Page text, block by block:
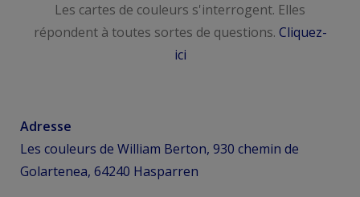
Les cartes de couleurs s'interrogent. Elles
répondent à toutes sortes de questions. Cliquez-
ici
Adresse
Les couleurs de William Berton, 930 chemin de
Golartenea, 64240 Hasparren